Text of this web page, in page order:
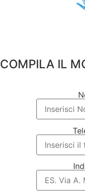
COMPILA IL